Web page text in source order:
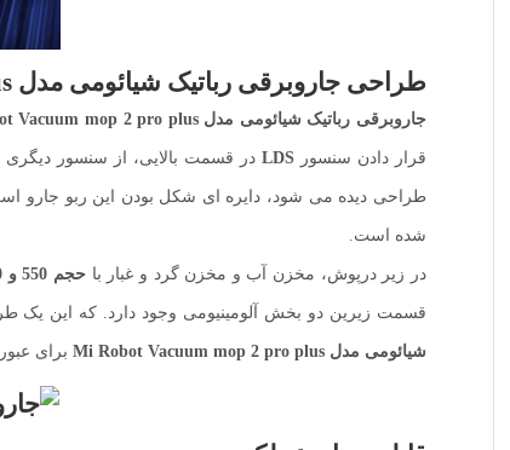
طراحیجاروبرقی رباتیک شیائومی مدل Mi Robot Vacuum mop 2 pro plus
جاروبرقی رباتیک شیائومی مدل Mi Robot Vacuum mop 2 pro plus
قرار دادن سنسورLDS در قسمت بالایی، از سنسور دیگری
طراحی دیده می شود، دایره ای شکل بودن این ربو جارو
شده است.
در زیر درپوش، مخزن آب و مخزن گرد و غبار با حجم 550 و 250 میلی لیتر
قسمت زیرین دو بخش آلومینیومی وجود دارد. که این یک
شیائومی مدل Mi Robot Vacuum mop 2 pro plus برای عبور کردن